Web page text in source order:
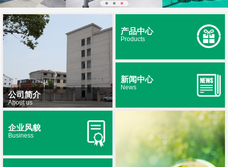
公司简介
About us
产品中心
Products
新闻中心
News
企业风貌
Business